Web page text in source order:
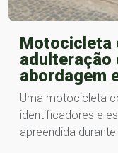
Motocicleta
adulteração
abordagem
Uma motocicleta
identificadores e
apreendida